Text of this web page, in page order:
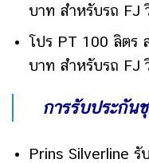
บาท สำหรับรถ FJ
โปร PT 100 ลิตร
บาท สำหรับรถ FJ
การรับประกั
Prins Silverline